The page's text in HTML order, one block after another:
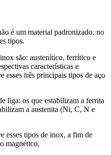
é um material padronizado, no
tipos.
são: austenítico, ferrítico e
características e
esses três principais tipos de aço
liga: os que estabilizam a ferrita
a austenita (Ni, C, N e
esses tipos de inox, a fim de
magnético.